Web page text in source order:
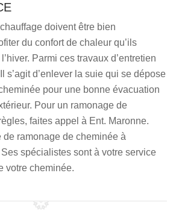
doivent être bien
du confort de chaleur qu’ils
Parmi ces travaux d’entretien
s’agit d’enlever la suie qui se dépose
pour une bonne évacuation
Pour un ramonage de
faites appel à Ent. Maronne.
de ramonage de cheminée à
spécialistes sont à votre service
votre cheminée.